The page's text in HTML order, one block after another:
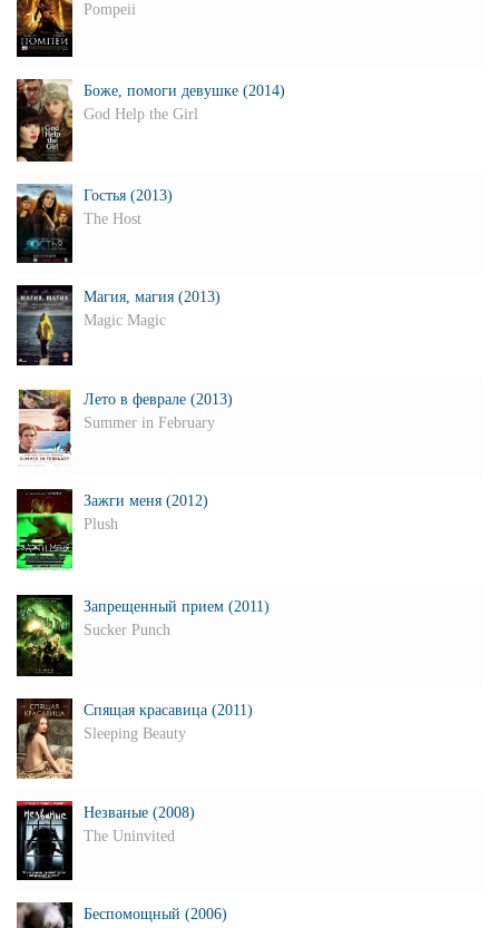
Pompeii
Боже, помоги девушке (2014)
God Help the Girl
Гостья (2013)
The Host
Магия, магия (2013)
Magic Magic
Лето в феврале (2013)
Summer in February
Зажги меня (2012)
Plush
Запрещенный прием (2011)
Sucker Punch
Спящая красавица (2011)
Sleeping Beauty
Незваные (2008)
The Uninvited
Беспомощный (2006)